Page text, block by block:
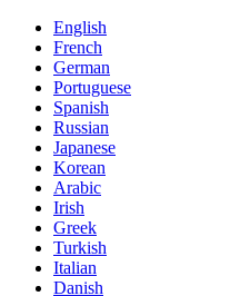
English
French
German
Portuguese
Spanish
Russian
Japanese
Korean
Arabic
Irish
Greek
Turkish
Italian
Danish